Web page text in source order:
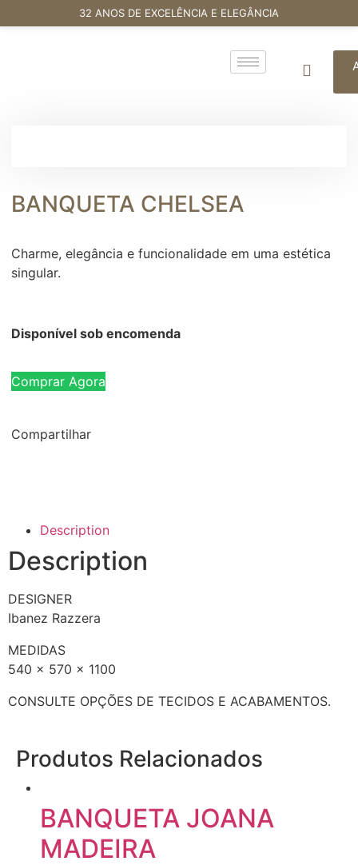
32 ANOS DE EXCELÊNCIA E ELEGÂNCIA
BANQUETA CHELSEA
Charme, elegância e funcionalidade em uma estética
singular.
Disponível sob encomenda
Comprar Agora
Compartilhar
Description
Description
DESIGNER
Ibanez Razzera
MEDIDAS
540 x 570 x 1100
CONSULTE OPÇÕES DE TECIDOS E ACABAMENTOS.
Produtos Relacionados
BANQUETA JOANA
MADEIRA